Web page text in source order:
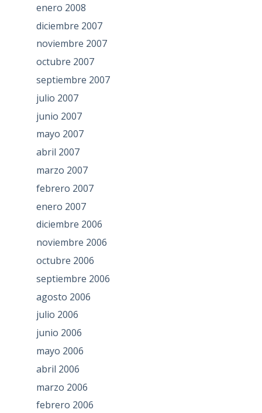
enero 2008
diciembre 2007
noviembre 2007
octubre 2007
septiembre 2007
julio 2007
junio 2007
mayo 2007
abril 2007
marzo 2007
febrero 2007
enero 2007
diciembre 2006
noviembre 2006
octubre 2006
septiembre 2006
agosto 2006
julio 2006
junio 2006
mayo 2006
abril 2006
marzo 2006
febrero 2006